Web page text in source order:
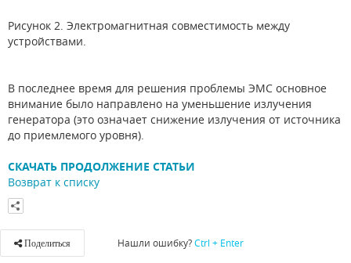
Рисунок 2. Электромагнитная совместимость между
устройствами.
В последнее время для решения проблемы ЭМС основное
внимание было направлено на уменьшение излучения
генератора (это означает снижение излучения от источника
до приемлемого уровня).
СКАЧАТЬ ПРОДОЛЖЕНИЕ СТАТЬИ
Возврат к списку
Поделиться Нашли ошибку?Ctrl + Enter